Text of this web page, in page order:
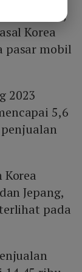
Research,
Korea
pasar mobil
2023
5,6
Jepang,
pada